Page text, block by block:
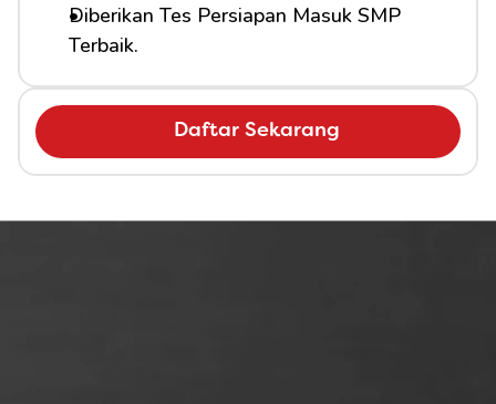
Daftar Sekarang
Diberikan Tes Persiapan Masuk SMP
Terbaik.